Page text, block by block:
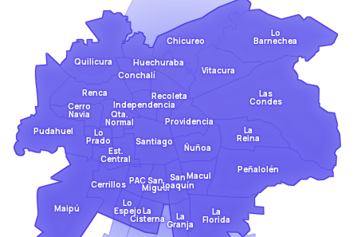
Chicureo
Maipú
Cerrillos
Est.
Central
Pudahuel Lo
Prado
Cerro
Navia
Santiago
Renca
Qta.
Normal
Recoleta
Independencia
Quilicura
Conchalí
La
Cisterna
Lo
Espejo
PACSan
Miguel
La
Granja
San
Joaquín
Providencia
Ñuñoa
La
Reina
Macul
La
Florida
Peñalolén
Las
Condes
Vitacura
Lo
Barnechea
Huechuraba